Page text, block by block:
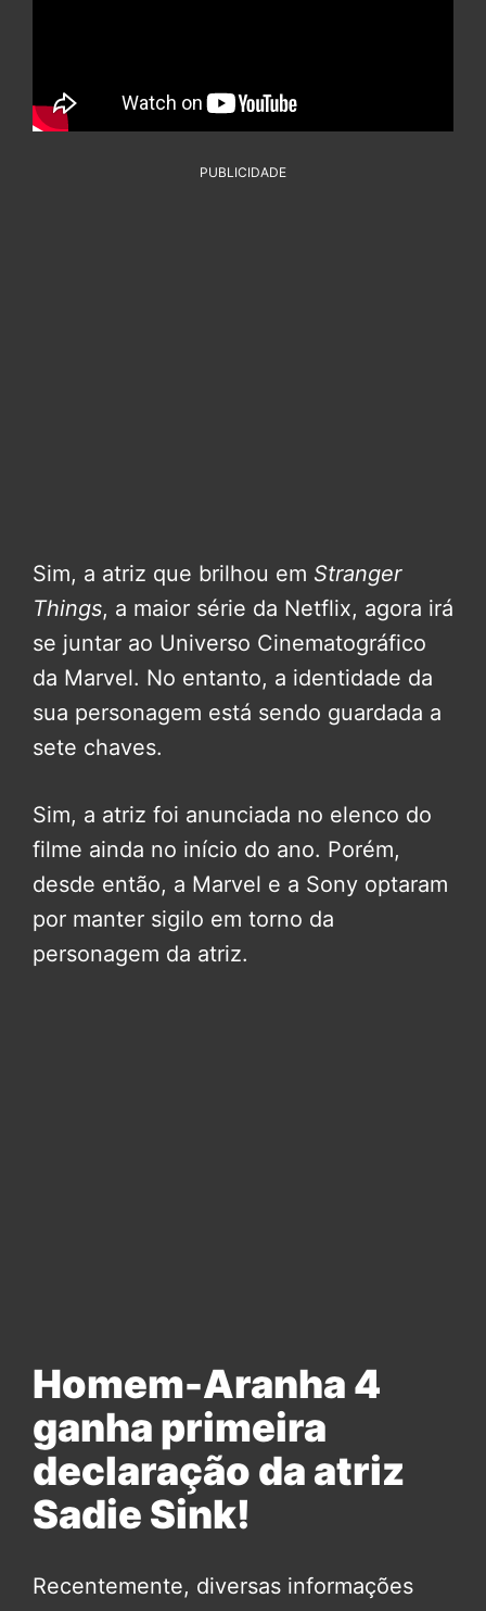
PUBLICIDADE
Sim, a atriz que brilhou em Stranger
Things, a maior série da Netflix, agora irá
se juntar ao Universo Cinematográfico
da Marvel. No entanto, a identidade da
sua personagem está sendo guardada a
sete chaves.
Sim, a atriz foi anunciada no elenco do
filme ainda no início do ano. Porém,
desde então, a Marvel e a Sony optaram
por manter sigilo em torno da
personagem da atriz.
Homem-Aranha 4
ganha primeira
declaração da atriz
Sadie Sink!
Recentemente, diversas informações